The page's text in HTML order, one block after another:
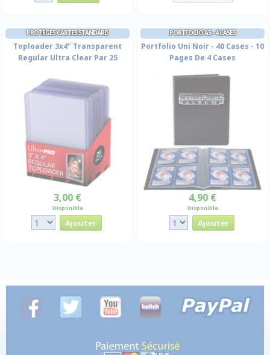
PROTÈGES CARTES STANDARD
Toploader 3x4" Transparent
Regular Ultra Clear Par 25
3,00 €
Disponible
PORTFOLIO A5 - 4 CASES
Portfolio Uni Noir - 40 Cases - 10
Pages De 4 Cases
4,90 €
Disponible